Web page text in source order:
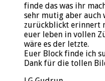
finde das was ihr
sehr mutig aber auch
zurückblickt erinnert
euer leben in vollen
wäre es der letzte.
Euer Block finde ich
Dank für die tollen